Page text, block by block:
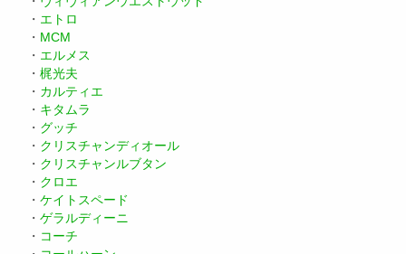
・ エトロ
・ MCM
・ エルメス
・ 梶光夫
・ カルティエ
・ キタムラ
・ グッチ
・ クリスチャンディオール
・ クリスチャンルブタン
・ クロエ
・ ケイトスペード
・ ゲラルディーニ
・ コーチ